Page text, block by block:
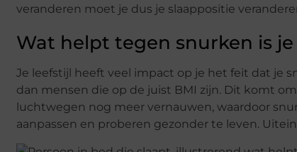
veranderen moet je dus je slaappositie
Wat helpt tegen snurken is
Je leefstijl heeft veel impact op je het feit dat je
dan mensen die op de juist BMI zijn. Dit komt
luchtwegen nog meer vernauwen, waardoor
aanpassen en proberen gezonder te leven.